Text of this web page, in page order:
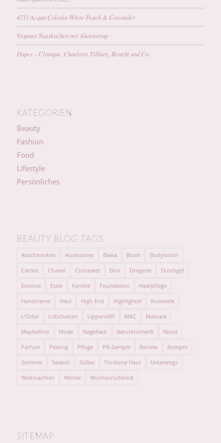
4711 Acqua Colonia White Peach & Coriander
Veganer Nusskuchen mit Ahornsirup
Dupes – Clinique, Charlotte Tilbury, Benefit und Co.
KATEGORIEN
Beauty
Fashion
Food
Lifestyle
Persönliches
BEAUTY BLOG TAGS
Abschminken Accessoires Balea Blush Bodylotion
Catrice Chanel Concealer Dior Drogerie Duschgel
Essence Essie Familie Foundation Haarpflege
Handcreme Haul High End Highlighter Kosmetik
L'Oréal Lidschatten Lippenstift MAC Mascara
Maybelline Mode Nagellack Naturkosmetik Nivea
Parfum Peeling Pflege PR-Sample Review Rezepte
Sommer Swatch Süßes Trockene Haut Unterwegs
Weihnachten Winter Wochenrückblick
SITEMAP